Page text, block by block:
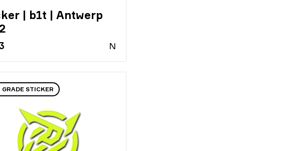
| b1t | Antwerp
N
GRADE STICKER